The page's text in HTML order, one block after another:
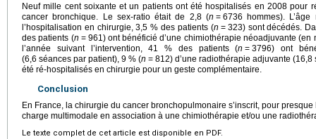
Neuf mille cent soixante et un patients ont été hospitalisés en 2008 pour
cancer bronchique. Le sex-ratio était de 2,8 (n = 6736 hommes).
l’hospitalisation en chirurgie, 3,5 % des patients (n = 323) sont décédés.
des patients (n = 961) ont bénéficié d’une chimiothérapie néoadjuvante
l’année suivant l’intervention, 41 % des patients (n = 3796) ont
(6,6 séances par patient), 9 % (n = 812) d’une radiothérapie adjuvante
été ré-hospitalisés en chirurgie pour un geste complémentaire.
Conclusion
En France, la chirurgie du cancer bronchopulmonaire s’inscrit, pour
charge multimodale en association à une chimiothérapie et/ou une
Le texte complet de cet article est disponible en PDF.